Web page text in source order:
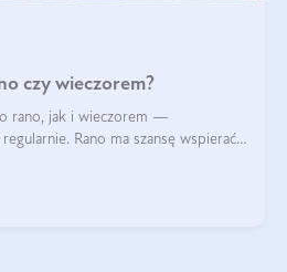
czy wieczorem?
rano, jak i wieczorem —
Rano ma szansę wspierać